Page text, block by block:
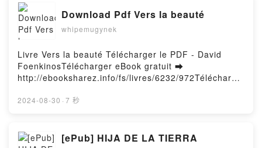
ligne Kanji et Kana - Manuel et lexique des 2141
caractères officiels de l'écriture japonaise suivi de
caractères composés formant un vocabulaire de
base de plus de 12 000 mots Livre gratuit (PDF ePub
Mobi) pan Wolfgang Hadamitzky, Pierre Durmous,
Violaine Mochizuki.Kanji et Kana - Manuel et lexique
des 2141 caractères officiels de l'écriture japonaise
vocabulaire de base de plus de 12 000 mots
des 2141 caractères officiels de l'écriture japonaise
Download Pdf Vers la beauté
whipemugynek
Livre Vers la beauté Télécharger le PDF - David
FoenkinosTélécharger eBook gratuit ➡
http://ebooksharez.info/fs/livres/6232/972Télécharge
ePub Mobi) pan David Foenkinos.Vers la beauté
Lire en ligne , Vers la beauté David Foenkinos
2024-08-30 · 7 秒
[ePub] HIJA DE LA TIERRA